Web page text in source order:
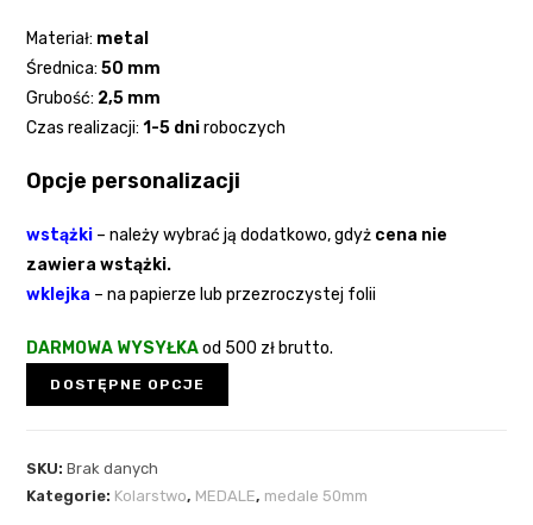
Materiał: metal
Średnica:50 mm
Grubość: 2,5 mm
Czas realizacji:1-5 dniroboczych
Opcje personalizacji
wstążki – należy wybrać ją dodatkowo, gdyż cena nie
zawiera wstążki.
wklejka – na papierze lub przezroczystej folii
DARMOWA WYSYŁKAod 500 zł brutto.
DOSTĘPNE OPCJE
SKU:Brak danych
Kategorie: Kolarstwo, MEDALE, medale 50mm